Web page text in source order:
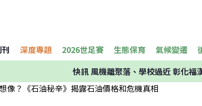
深度專題 2026世足賽 生態保育 氣候變遷
快訊風機離聚落、學校過近 彰化福